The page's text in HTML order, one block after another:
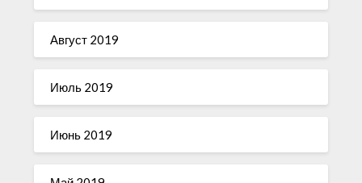
Август 2019
Июль 2019
Июнь 2019